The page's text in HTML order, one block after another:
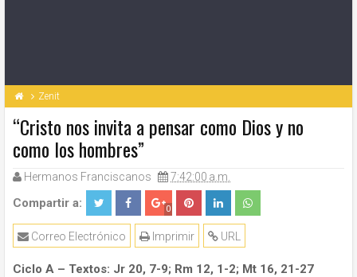
Zenit
“Cristo nos invita a pensar como Dios y no
como los hombres”
Hermanos Franciscanos 7:42:00 a.m.
Compartir a: 0
URL
Imprimir
Correo Electrónico
Ciclo A – Textos: Jr 20, 7-9; Rm 12, 1-2; Mt 16, 21-27